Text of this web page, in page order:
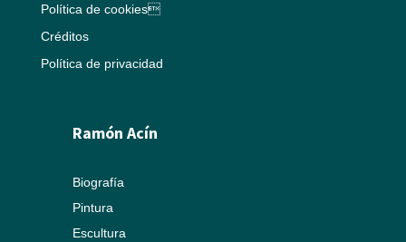
Política de cookies
Créditos
Política de privacidad
Ramón Acín
Biografía
Pintura
Escultura